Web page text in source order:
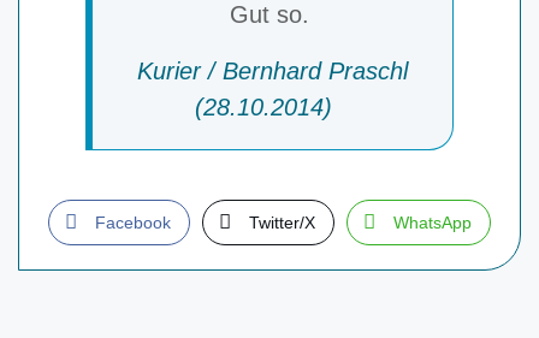
Gut so.
Kurier / Bernhard Praschl
(28.10.2014)
Facebook Twitter/X WhatsApp